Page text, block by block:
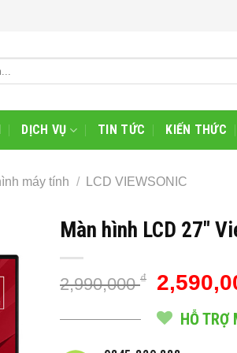
DỊCH VỤ TIN TỨC KIẾN THỨC
máy tính / LCD VIEWSONIC
Màn hình LCD 27″
2,990,000₫
Giá
gốc
là: HỖ TRỢ